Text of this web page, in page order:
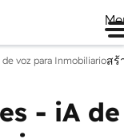
voz para Inmobiliarioสร้
- iA de